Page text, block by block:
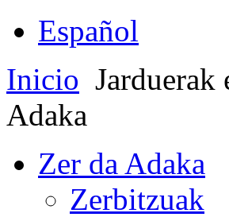
Español
Inicio Jarduerak
Adaka
Zer da Adaka
Zerbitzuak